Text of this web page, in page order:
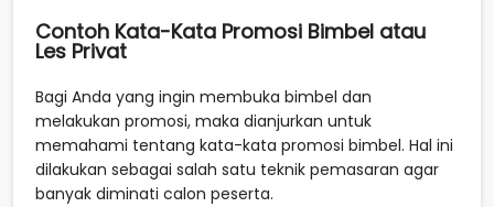
Contoh Kata-Kata Promosi Bimbel atau
Les Privat
Bagi Anda yang ingin membuka bimbel dan
melakukan promosi, maka dianjurkan untuk
memahami tentang kata-kata promosi bimbel. Hal ini
dilakukan sebagai salah satu teknik pemasaran agar
banyak diminati calon peserta.